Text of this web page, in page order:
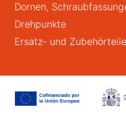
Dornen,
Drehpunkte
Ersatz- und Zubehörteile